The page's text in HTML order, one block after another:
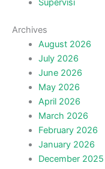
Supervisi
Archives
August 2026
July 2026
June 2026
May 2026
April 2026
March 2026
February 2026
January 2026
December 2025